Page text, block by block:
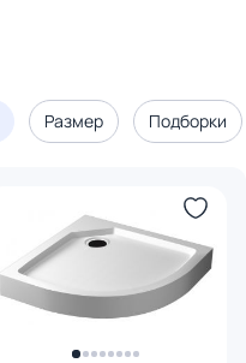
Размер Подборки
До